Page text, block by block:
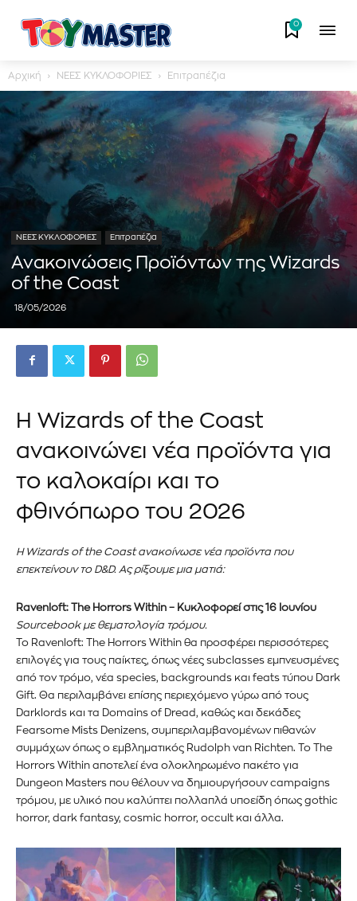
0
Αρχική ΝΕΕΣ ΚΥΚΛΟΦΟΡΙΕΣ Επιτραπέζια
ΝΕΕΣ ΚΥΚΛΟΦΟΡΙΕΣ Επιτραπέζια
Ανακοινώσεις Προϊόντων της Wizards
of the Coast
18/05/2026
Η Wizards of the Coast
ανακοινώνει νέα προϊόντα για
το καλοκαίρι και το
φθινόπωρο του 2026
Η Wizards of the Coast ανακοίνωσε νέα προϊόντα που
επεκτείνουν το D&D. Ας ρίξουμε μια ματιά:
Ravenloft: The Horrors Within – Κυκλοφορεί στις 16 Ιουνίου
Sourcebook με θεματολογία τρόμου.
Το Ravenloft: The Horrors Within θα προσφέρει περισσότερες
επιλογές για τους παίκτες, όπως νέες subclasses εμπνευσμένες
από τον τρόμο, νέα species, backgrounds και feats τύπου Dark
Gift. Θα περιλαμβάνει επίσης περιεχόμενο γύρω από τους
Darklords και τα Domains of Dread, καθώς και δεκάδες
Fearsome Mists Denizens, συμπεριλαμβανομένων πιθανών
συμμάχων όπως ο εμβληματικός Rudolph van Richten. Το The
Horrors Within αποτελεί ένα ολοκληρωμένο πακέτο για
Dungeon Masters που θέλουν να δημιουργήσουν campaigns
τρόμου, με υλικό που καλύπτει πολλαπλά υποείδη όπως gothic
horror, dark fantasy, cosmic horror, occult και άλλα.